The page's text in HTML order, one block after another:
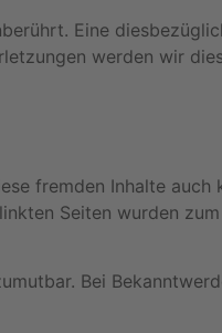
Eine
werden wir
fremden Inhalte auch
Seiten wurden
Bei